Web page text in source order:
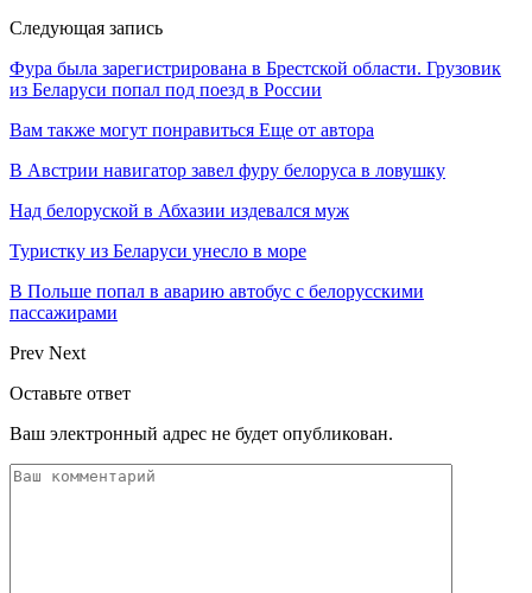
Следующая запись
Фура была зарегистрирована в Брестской области. Грузовик
из Беларуси попал под поезд в России
Вам также могут понравиться Еще от автора
В Австрии навигатор завел фуру белоруса в ловушку
Над белоруской в Абхазии издевался муж
Туристку из Беларуси унесло в море
В Польше попал в аварию автобус с белорусскими
пассажирами
Prev Next
Оставьте ответ
Ваш электронный адрес не будет опубликован.